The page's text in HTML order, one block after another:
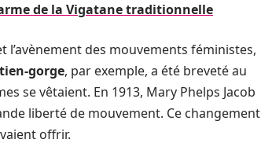
de la Vigatane traditionnelle
l’avènement des mouvements féministes,
gorge, par exemple, a été breveté au
se vêtaient. En 1913, Mary Phelps Jacob
liberté de mouvement. Ce changement
offrir.